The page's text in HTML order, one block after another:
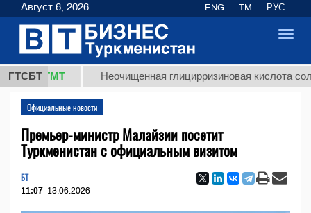
ГТСБТ
ТМТ Неочищенная глицирризиновая кислота
Официальные новости
Премьер-министр Малайзии посетит
Туркменистан с официальным визитом
БТ
11:07 13.06.2026
Август 6, 2026 ENG TM РУС